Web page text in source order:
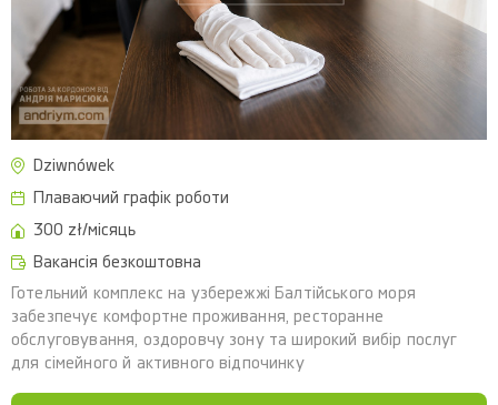
Dziwnówek
Плаваючий графік роботи
300 zł/місяць
Вакансія безкоштовна
Готельний комплекс на узбережжі Балтійського моря
забезпечує комфортне проживання, ресторанне
обслуговування, оздоровчу зону та широкий вибір послуг
для сімейного й активного відпочинку